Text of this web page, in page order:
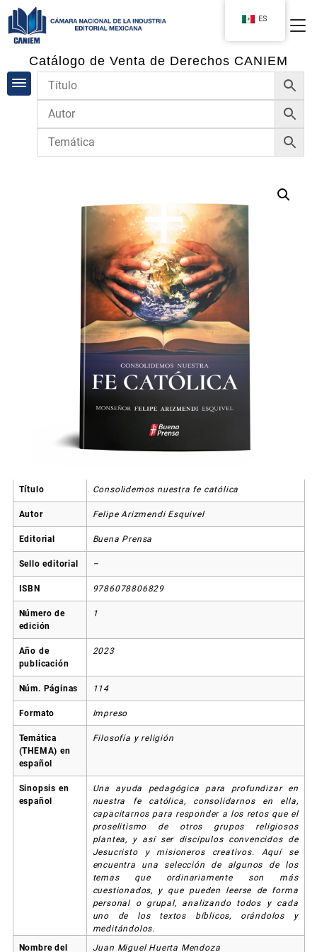
Catálogo de Venta de Derechos CANIEM
Título Consolidemos nuestra fe católica
Autor Felipe Arizmendi Esquivel
Editorial Buena Prensa
Sello editorial –
ISBN 9786078806829
Número de
edición
1
Año de
publicación
2023
Núm. Páginas 114
Formato Impreso
Temática
(THEMA) en
español
Filosofía y religión
Sinopsis en
español
Una ayuda pedagógica para profundizar en
nuestra fe católica, consolidarnos en ella,
capacitarnos para responder a los retos que el
proselitismo de otros grupos religiosos
plantea, y así ser discípulos convencidos de
Jesucristo y misioneros creativos. Aquí se
encuentra una selección de algunos de los
temas que ordinariamente son más
cuestionados, y que pueden leerse de forma
personal o grupal, analizando todos y cada
uno de los textos bíblicos, orándolos y
meditándolos.
Nombre del
Juan Miguel Huerta Mendoza
ES